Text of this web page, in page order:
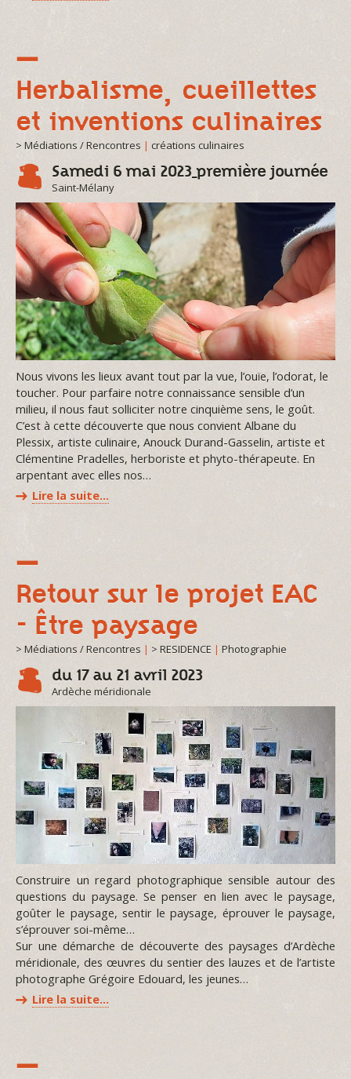
Herbalisme, cueillettes
et inventions culinaires
> Médiations / Rencontres | créations culinaires
Samedi 6 mai 2023_première journée
Saint-Mélany
Nous vivons les lieux avant tout par la vue, l’ouïe, l’odorat, le
toucher. Pour parfaire notre connaissance sensible d’un
milieu, il nous faut solliciter notre cinquième sens, le goût.
C’est à cette découverte que nous convient Albane du
Plessix, artiste culinaire, Anouck Durand-Gasselin, artiste et
Clémentine Pradelles, herboriste et phyto-thérapeute. En
arpentant avec elles nos…
Lire la suite…
Retour sur le projet EAC
- Être paysage
> Médiations / Rencontres | > RESIDENCE | Photographie
du 17 au 21 avril 2023
Ardèche méridionale
Construire un regard photographique sensible autour des
questions du paysage. Se penser en lien avec le paysage,
goûter le paysage, sentir le paysage, éprouver le paysage,
s’éprouver soi-même…
Sur une démarche de découverte des paysages d’Ardèche
méridionale, des œuvres du sentier des lauzes et de l’artiste
photographe Grégoire Edouard, les jeunes…
Lire la suite…